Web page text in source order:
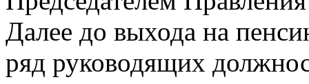
Далее до выхода на
ряд руководящих